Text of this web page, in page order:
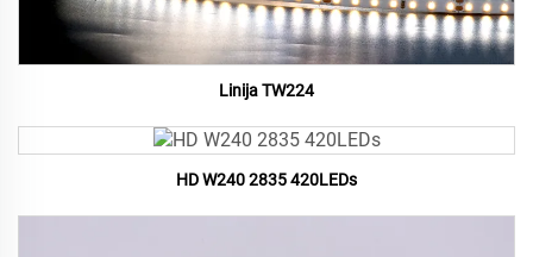
Linija TW224
HD W240 2835 420LEDs